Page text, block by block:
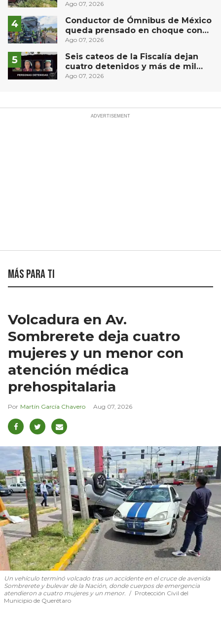
muro en Huimilpan
Ago 07, 2026
Conductor de Ómnibus de México
queda prensado en choque con
materialista en San Juan del Río
Ago 07, 2026
Seis cateos de la Fiscalía dejan
cuatro detenidos y más de mil
dosis aseguradas en Querétaro
Ago 07, 2026
Más para ti
Volcadura en Av.
Sombrerete deja cuatro
mujeres y un menor con
atención médica
prehospitalaria
Martín García Chavero Aug 07, 2026
Un vehículo terminó volcado tras un accidente en el cruce de avenida
Sombrerete y bulevar de la Nación, donde cuerpos de emergencia
atendieron a cuatro mujeres y un menor.
Protección Civil del
Municipio de Querétaro